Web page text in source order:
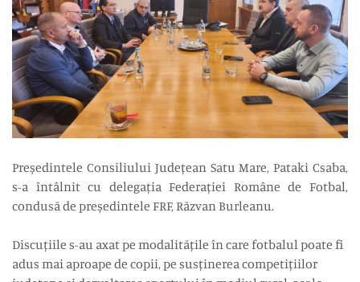
Președintele Consiliului Județean Satu Mare, Pataki Csaba,
s-a întâlnit cu delegația Federației Române de Fotbal,
condusă de președintele FRF, Răzvan Burleanu.
Discuțiile s-au axat pe modalitățile în care fotbalul poate fi
adus mai aproape de copii, pe susținerea competițiilor